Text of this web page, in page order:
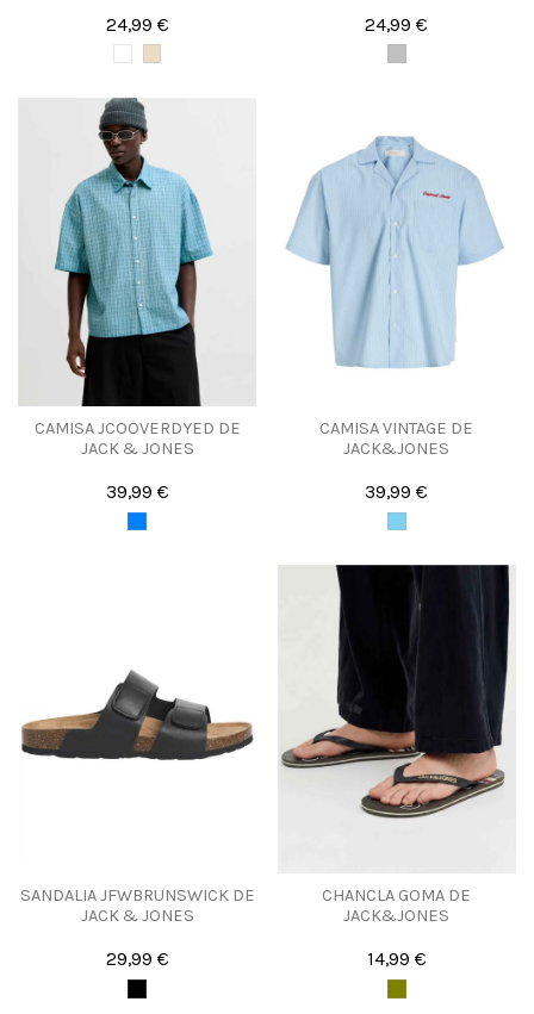
24,99 € 24,99 €
CAMISA JCOOVERDYED DE
JACK & JONES
39,99 €
CAMISA VINTAGE DE
JACK&JONES
39,99 €
SANDALIA JFWBRUNSWICK DE
JACK & JONES
29,99 €
CHANCLA GOMA DE
JACK&JONES
14,99 €